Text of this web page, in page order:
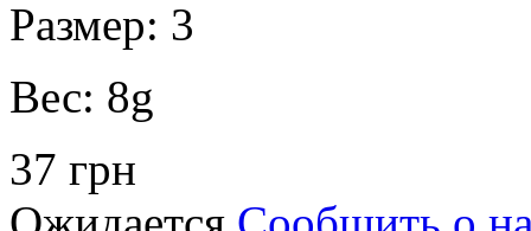
Размер: 3
Вес: 8g
37 грн